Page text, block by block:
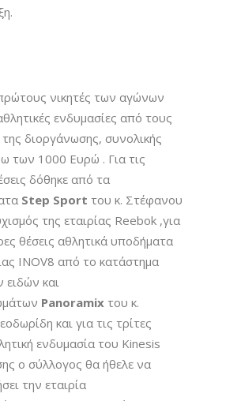
νικητές των αγώνων
ενδυμασίες από τους
διοργάνωσης, συνολικής
των 1000 Ευρώ . Για τις
δόθηκε από τα
Step Sport του κ. Στέφανου
της εταιρίας Reebok ,για
θέσεις αθλητικά υποδήματα
INOV8 από το κατάστημα
ειδών και
Panoramix του κ.
και για τις τρίτες
ενδυμασία του Kinesis
ο σύλλογος θα ήθελε να
την εταιρία